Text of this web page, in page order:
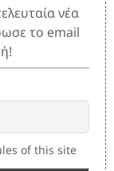
νέα
το email
of this site